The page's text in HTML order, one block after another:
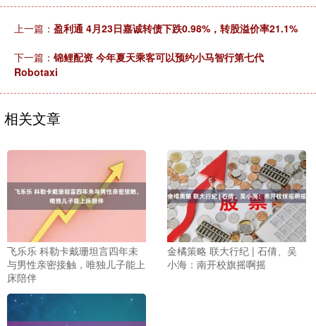
上一篇： 盈利通 4月23日嘉诚转债下跌0.98%，转股溢价率21.1%
下一篇： 锦鲤配资 今年夏天乘客可以预约小马智行第七代
Robotaxi
相关文章
飞乐乐 科勒卡戴珊坦言四年未
与男性亲密接触，唯独儿子能上
床陪伴
金橘策略 联大行纪 | 石倩、吴
小海：南开校旗摇啊摇